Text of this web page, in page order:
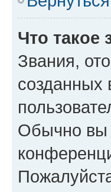
Что такое
Звания,
Обычно вы